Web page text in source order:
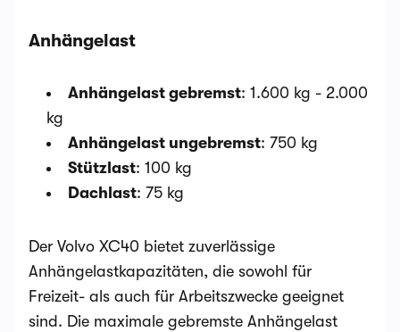
Anhängelast
Anhängelast gebremst: 1.600 kg - 2.000
kg
Anhängelast ungebremst: 750 kg
Stützlast: 100 kg
Dachlast: 75 kg
Der Volvo XC40 bietet zuverlässige
Anhängelastkapazitäten, die sowohl für
Freizeit- als auch für Arbeitszwecke geeignet
sind. Die maximale gebremste Anhängelast